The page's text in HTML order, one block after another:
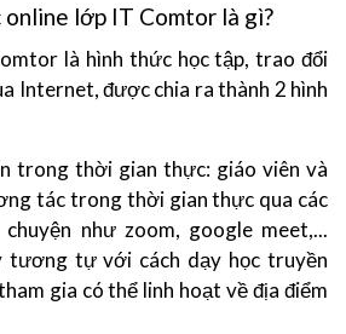
lớp IT Comtor là gì?
là hình thức học tập, trao đổi
Internet, được chia ra thành 2 hình
trong thời gian thực: giáo viên và
tác trong thời gian thực qua các
như zoom, google meet,...
tương tự với cách dạy học truyền
gia có thể linh hoạt về địa điểm